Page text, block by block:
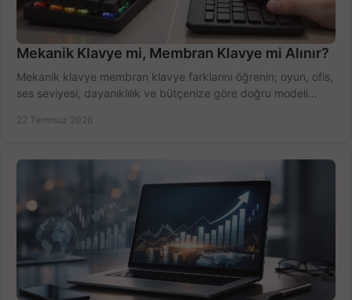
Mekanik Klavye mi, Membran Klavye mi Alınır?
Mekanik klavye membran klavye farklarını öğrenin; oyun, ofis,
ses seviyesi, dayanıklılık ve bütçenize göre doğru modeli
22 Temmuz 2026